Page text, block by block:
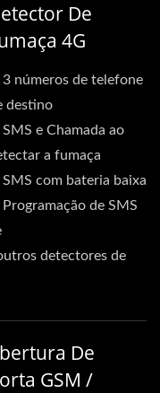
De
4G
números de telefone
destino
e Chamada ao
a fumaça
com bateria baixa
de SMS
detectores de
De
GSM /